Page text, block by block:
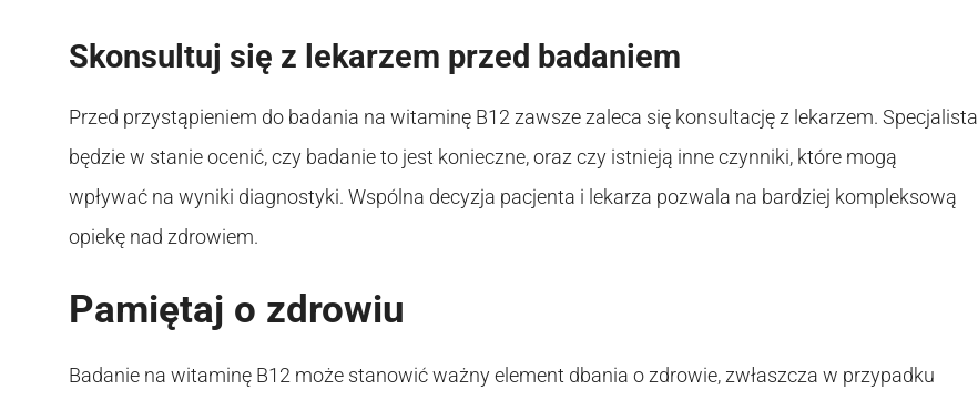
Skonsultuj się z lekarzem przed badaniem
Przed przystąpieniem do badania na witaminę B12 zawsze zaleca się konsultację z lekarzem. Specjalista
będzie w stanie ocenić, czy badanie to jest konieczne, oraz czy istnieją inne czynniki, które mogą
wpływać na wyniki diagnostyki. Wspólna decyzja pacjenta i lekarza pozwala na bardziej kompleksową
opiekę nad zdrowiem.
Pamiętaj o zdrowiu
Badanie na witaminę B12 może stanowić ważny element dbania o zdrowie, zwłaszcza w przypadku